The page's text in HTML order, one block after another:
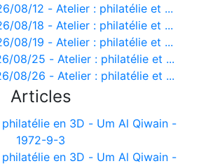
08/12 - Atelier : philatélie et ...
08/18 - Atelier : philatélie et ...
08/19 - Atelier : philatélie et ...
08/25 - Atelier : philatélie et ...
08/26 - Atelier : philatélie et ...
Articles
en 3D - Um Al Qiwain -
1972-9-3
en 3D - Um Al Qiwain -